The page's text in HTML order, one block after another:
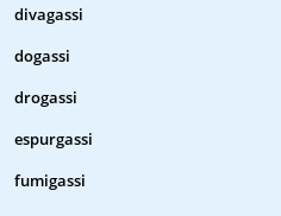
divagassi
dogassi
drogassi
espurgassi
fumigassi